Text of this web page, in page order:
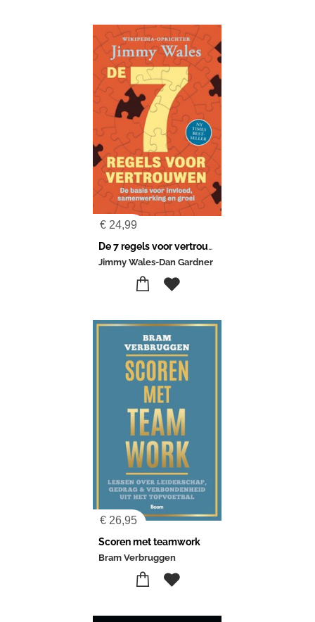
€ 24,99
De 7 regels voor vertrouwen
Jimmy Wales-Dan Gardner
€ 26,95
Scoren met teamwork
Bram Verbruggen